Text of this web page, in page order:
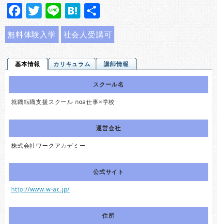
Facebook
Twitter
LineHatena
有
無料体験入学 社会人受講可
基本情報 カリキュラム 講師情報
スクール名
就職転職支援スクール noa仕事×学校
運営会社
株式会社ワークアカデミー
公式サイト
http://www.w-ac.jp/
住所